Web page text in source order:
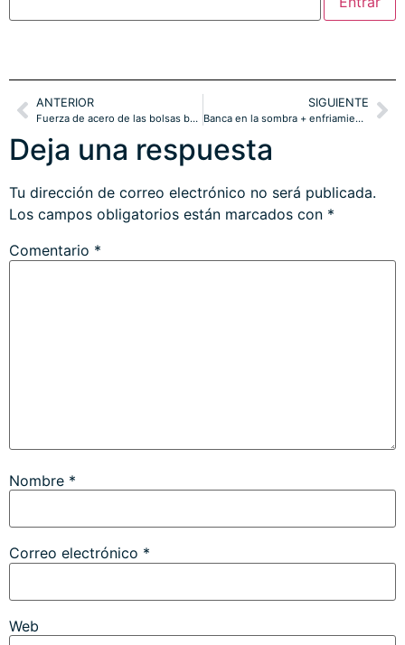
ANTERIOR
Fuerza de acero de las bolsas basada en argumentos débiles.
SIGUIENTE
Banca en la sombra + enfriamiento económico = estrés financiero. The show must go on!
Deja una respuesta
Tu dirección de correo electrónico no será publicada.
Los campos obligatorios están marcados con *
Comentario *
Nombre *
Correo electrónico *
Web